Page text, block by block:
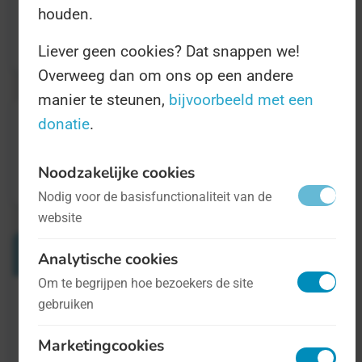
deelnemende winkels, en natuurlijk tips om
de kringloop rond te maken.
Verwante Dagen
Internationale Dag van Veiligheid op het
Werk
houden.
Liever geen cookies? Dat snappen we!
Overweeg dan om ons op een andere
manier te steunen, bijvoorbeeld met een
donatie.
Noodzakelijke cookies
Nodig voor de basisfunctionaliteit van de
website
Analytische cookies
Om te begrijpen hoe bezoekers de site
gebruiken
Marketingcookies